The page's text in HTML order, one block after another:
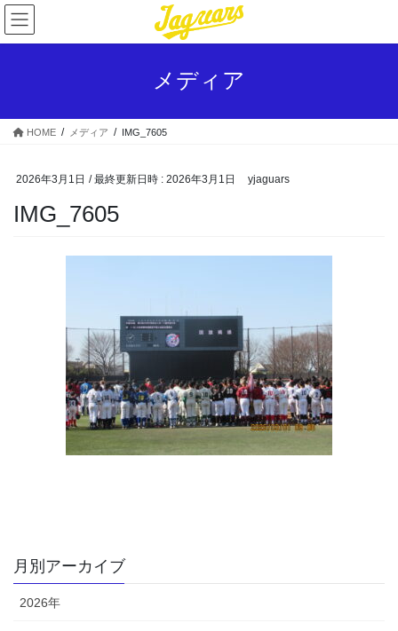
コ
ン
テ
ス
ナ
ビ
ゲ
ン
メディア
HOME メディア IMG_7605
2026年3月1日 / 最終更新日時 : 2026年3月1日 yjaguars
IMG_7605
月別アーカイブ
2026年